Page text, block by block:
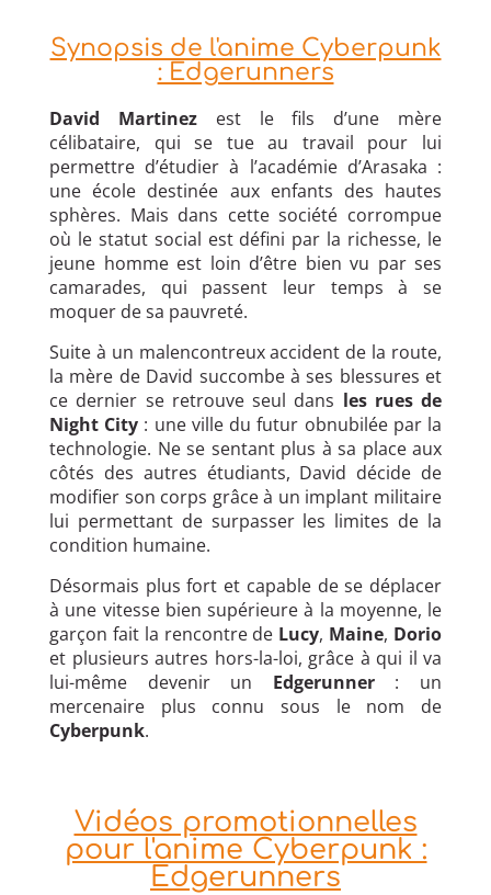
Synopsis de l'anime Cyberpunk
: Edgerunners
David Martinezest le fils d’une mère
célibataire, qui se tue au travail pour lui
permettre d’étudier à l’académie d’Arasaka :
une école destinée aux enfants des hautes
sphères. Mais dans cette société corrompue
où le statut social est défini par la richesse, le
jeune homme est loin d’être bien vu par ses
camarades, qui passent leur temps à se
moquer de sa pauvreté.
Suite à un malencontreux accident de la route,
la mère de David succombe à ses blessures et
ce dernier se retrouve seul dans les rues de
Night City : une ville du futur obnubilée par la
technologie. Ne se sentant plus à sa place aux
côtés des autres étudiants, David décide de
modifier son corps grâce à un implant militaire
lui permettant de surpasser les limites de la
condition humaine.
Désormais plus fort et capable de se déplacer
à une vitesse bien supérieure à la moyenne, le
garçon fait la rencontre de Lucy, Maine, Dorio
et plusieurs autres hors-la-loi, grâce à qui il va
lui-même devenir un Edgerunner : un
mercenaire plus connu sous le nom de
Cyberpunk.
Vidéos promotionnelles
pour l'anime Cyberpunk :
Edgerunners